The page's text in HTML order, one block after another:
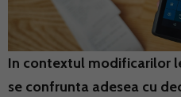
In contextul modificarilor
se confrunta adesea cu